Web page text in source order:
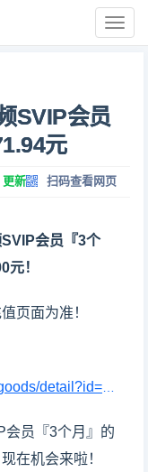
展
开
SVIP会员
元
更新 扫码查看网页
会员『3个
元！
页面为准！
detail?id=21970
会员『3个月』的
在机会来啦！